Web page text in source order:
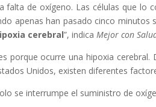
falta de oxígeno. Las células que lo
apenas han pasado cinco minutos
cerebral”, indicaMejor con
porque ocurre una hipoxia cerebral.
Unidos, existen diferentes
se interrumpe el suministro de